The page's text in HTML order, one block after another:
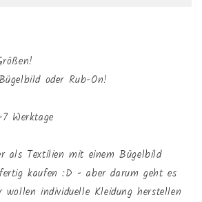
oder Rub-On!
Werktage
als Textilien mit einem Bügelbild
kaufen :D - aber darum geht es
individuelle Kleidung herstellen